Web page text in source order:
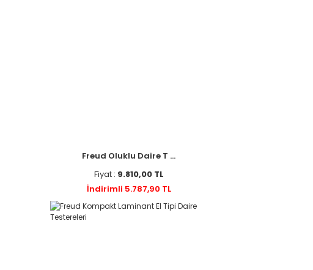
Freud Oluklu Daire T ...
Fiyat : 9.810,00 TL
İndirimli 5.787,90 TL